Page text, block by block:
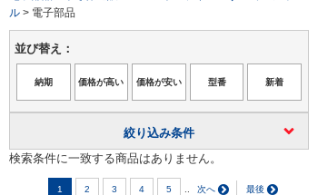
ル > 電子部品
並び替え：
絞り込み条件
検索条件に一致する商品はありません。
1 2 3 4 5